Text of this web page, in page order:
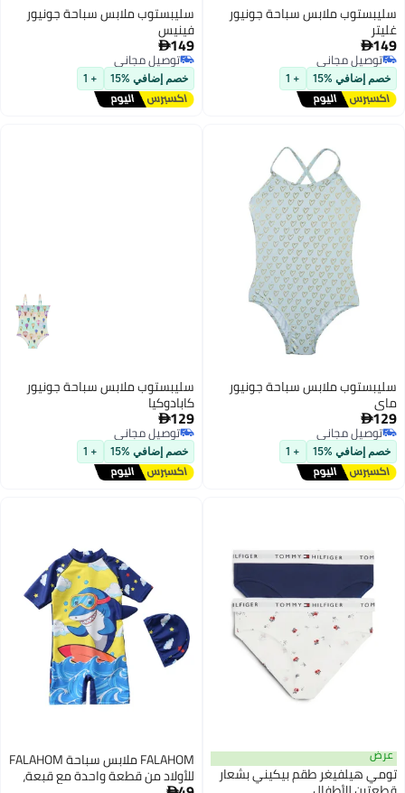
سليبستوب ملابس سباحة جونيور
غليتر
149
توصيل مجاني
توصيل مجاني
خصم إضافي %15 + 1
سليبستوب ملابس سباحة جونيور
فينيس
149
توصيل مجاني
توصيل مجاني
خصم إضافي %15 + 1
سليبستوب ملابس سباحة جونيور
ماي
129
توصيل مجاني
توصيل مجاني
خصم إضافي %15 + 1
سليبستوب ملابس سباحة جونيور
كابادوكيا
129
توصيل مجاني
توصيل مجاني
خصم إضافي %15 + 1
عرض
تومي هيلفيغر طقم بيكيني بشعار
FALAHOM ملابس سباحة FALAHOM
للأولاد من قطعة واحدة مع قبعة،